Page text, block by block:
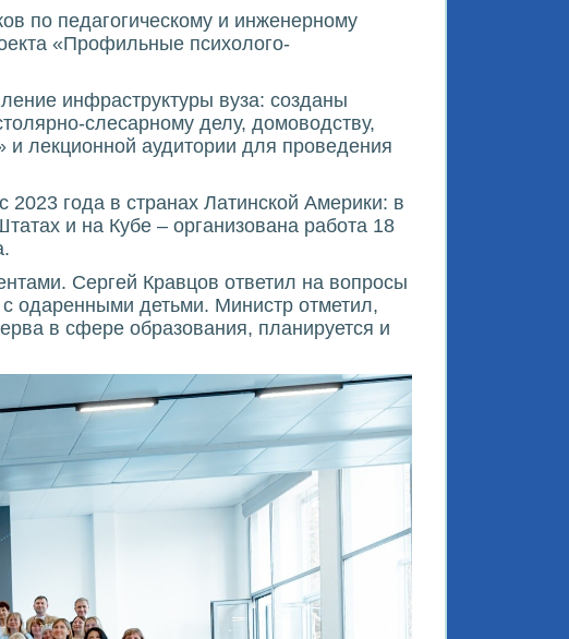
по педагогическому и инженерному
«Профильные психолого-
инфраструктуры вуза: созданы
слесарному делу, домоводству,
и лекционной аудитории для проведения
2023 года в странах Латинской Америки: в
и на Кубе – организована работа 18
Сергей Кравцов ответил на вопросы
одаренными детьми. Министр отметил,
в сфере образования, планируется и